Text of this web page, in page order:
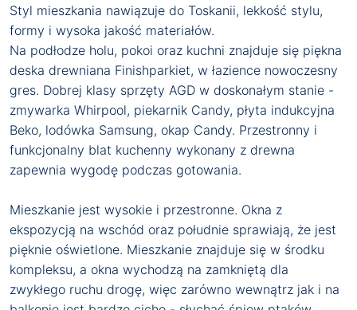
Styl mieszkania nawiązuje do Toskanii, lekkość stylu,
formy i wysoka jakość materiałów.
Na podłodze holu, pokoi oraz kuchni znajduje się piękna
deska drewniana Finishparkiet, w łazience nowoczesny
gres. Dobrej klasy sprzęty AGD w doskonałym stanie -
zmywarka Whirpool, piekarnik Candy, płyta indukcyjna
Beko, lodówka Samsung, okap Candy. Przestronny i
funkcjonalny blat kuchenny wykonany z drewna
zapewnia wygodę podczas gotowania.
Mieszkanie jest wysokie i przestronne. Okna z
ekspozycją na wschód oraz południe sprawiają, że jest
pięknie oświetlone. Mieszkanie znajduje się w środku
kompleksu, a okna wychodzą na zamkniętą dla
zwykłego ruchu drogę, więc zarówno wewnątrz jak i na